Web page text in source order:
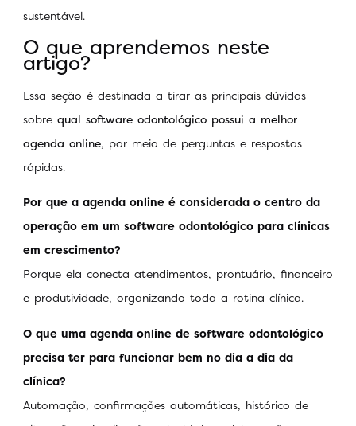
sustentável.
O que aprendemos neste
artigo?
Essa seção é destinada a tirar as principais dúvidas
sobre qual software odontológico possui a melhor
agenda online, por meio de perguntas e respostas
rápidas.
Por que a agenda online é considerada o centro da
operação em um software odontológico para clínicas
em crescimento?
Porque ela conecta atendimentos, prontuário, financeiro
e produtividade, organizando toda a rotina clínica.
O que uma agenda online de software odontológico
precisa ter para funcionar bem no dia a dia da
clínica?
Automação, confirmações automáticas, histórico de